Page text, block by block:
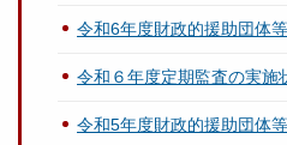
令和6年度財政的援助団体
令和６年度定期監査の実施
令和5年度財政的援助団体